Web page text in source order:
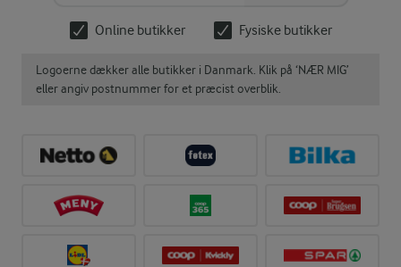
Online butikker Fysiske butikker
Logoerne dækker alle butikker i Danmark. Klik på ‘NÆR MIG’
eller angiv postnummer for et præcist overblik.